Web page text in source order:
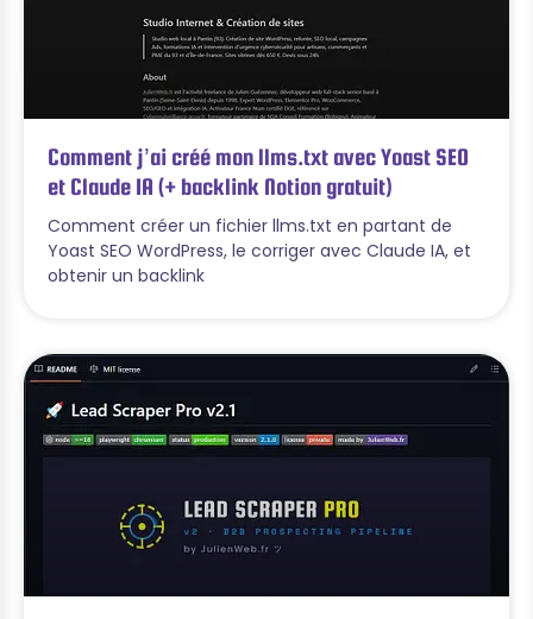
Comment j’ai créé mon llms.txt avec Yoast SEO
et Claude IA (+ backlink Notion gratuit)
Comment créer un fichier llms.txt en partant de
Yoast SEO WordPress, le corriger avec Claude IA, et
obtenir un backlink